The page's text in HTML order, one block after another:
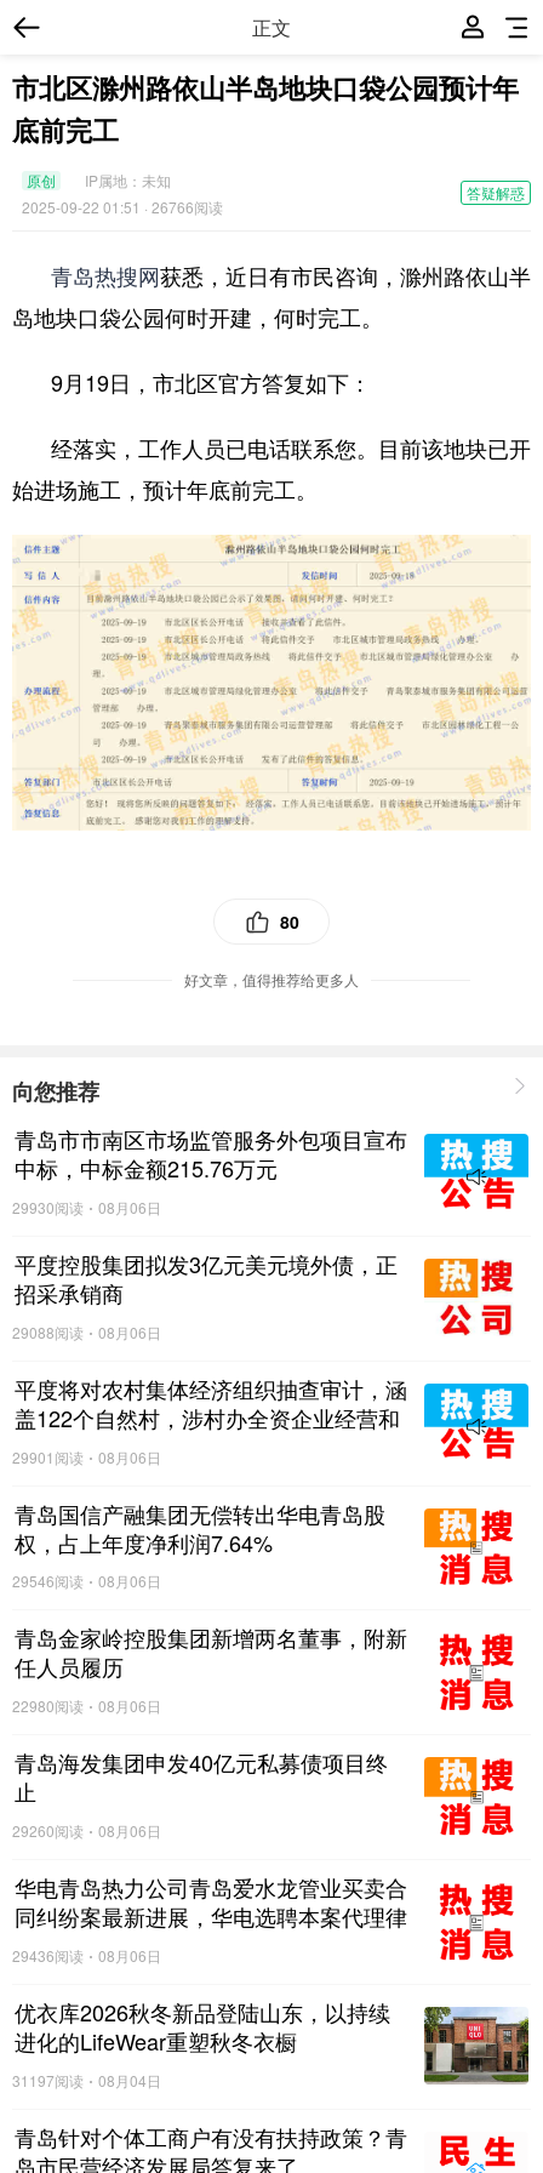
正文
市北区滁州路依山半岛地块口袋公园预计年
底前完工
答疑解惑
原创 IP属地： 未知
2025-09-22 01:51 · 26766阅读
青岛热搜网获悉，近日有市民咨询，滁州路依山半
岛地块口袋公园何时开建，何时完工。
9月19日，市北区官方答复如下：
经落实，工作人员已电话联系您。目前该地块已开
始进场施工，预计年底前完工。
80
好文章，值得推荐给更多人
向您推荐
青岛市市南区市场监管服务外包项目宣布
中标，中标金额215.76万元
29930阅读 08月06日
平度控股集团拟发3亿元美元境外债，正
招采承销商
29088阅读 08月06日
平度将对农村集体经济组织抽查审计，涵
盖122个自然村，涉村办全资企业经营和
与村集体资金往来等情况
29901阅读 08月06日
青岛国信产融集团无偿转出华电青岛股
权，占上年度净利润7.64%
29546阅读 08月06日
青岛金家岭控股集团新增两名董事，附新
任人员履历
22980阅读 08月06日
青岛海发集团申发40亿元私募债项目终
止
29260阅读 08月06日
华电青岛热力公司青岛爱水龙管业买卖合
同纠纷案最新进展，华电选聘本案代理律
师
29436阅读 08月06日
优衣库2026秋冬新品登陆山东，以持续
进化的LifeWear重塑秋冬衣橱
31197阅读 08月04日
青岛针对个体工商户有没有扶持政策？青
岛市民营经济发展局答复来了